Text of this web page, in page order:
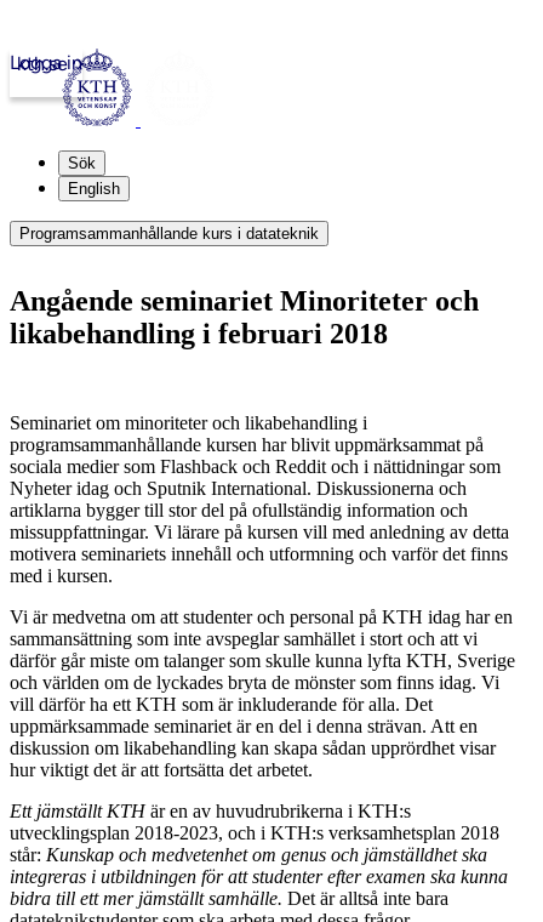
kth.se
Logga in
Sök
English
Programsammanhållande kurs i datateknik
Angående seminariet Minoriteter och
likabehandling i februari 2018
Seminariet om minoriteter och likabehandling i
programsammanhållande kursen har blivit uppmärksammat på
sociala medier som Flashback och Reddit och i nättidningar som
Nyheter idag och Sputnik International. Diskussionerna och
artiklarna bygger till stor del på ofullständig information och
missuppfattningar. Vi lärare på kursen vill med anledning av detta
motivera seminariets innehåll och utformning och varför det finns
med i kursen.
Vi är medvetna om att studenter och personal på KTH idag har en
sammansättning som inte avspeglar samhället i stort och att vi
därför går miste om talanger som skulle kunna lyfta KTH, Sverige
och världen om de lyckades bryta de mönster som finns idag. Vi
vill därför ha ett KTH som är inkluderande för alla. Det
uppmärksammade seminariet är en del i denna strävan. Att en
diskussion om likabehandling kan skapa sådan upprördhet visar
hur viktigt det är att fortsätta det arbetet.
Ett jämställt KTHär en av huvudrubrikerna i KTH:s
utvecklingsplan 2018-2023, och i KTH:s verksamhetsplan 2018
står: Kunskap och medvetenhet om genus och jämställdhet ska
integreras i utbildningen för att studenter efter examen ska kunna
bidra till ett mer jämställt samhälle. Det är alltså inte bara